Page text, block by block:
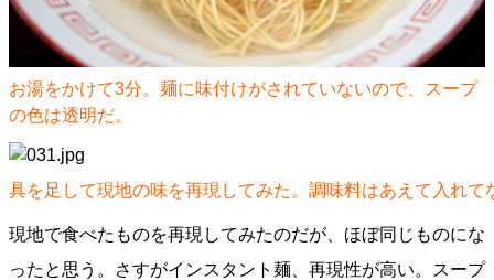
お湯をかけて3分。麺に味付けがされていないので、スープ
の色は透明だ。
具を足して現地の味を再現してみた。調味料はあえて入れて
現地で食べたものを再現してみたのだが、ほぼ同じものにな
ったと思う。さすがインスタント麺、再現性が高い。スープ